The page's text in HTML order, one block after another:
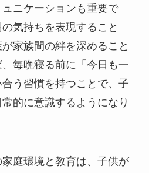
ニケーションも重要で
気持ちを表現すること
家族間の絆を深めること
毎晩寝る前に「今日も一
う習慣を持つことで、子
的に意識するようになり
庭環境と教育は、子供が